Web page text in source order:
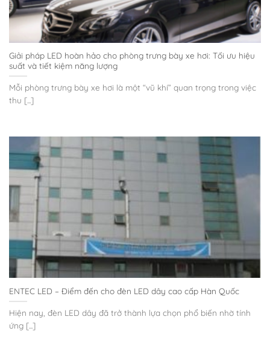
Giải pháp LED hoàn hảo cho phòng trưng bày xe hơi: Tối ưu hiệu
suất và tiết kiệm năng lượng
Mỗi phòng trưng bày xe hơi là một “vũ khí” quan trọng trong việc
thu [...]
ENTEC LED – Điểm đến cho đèn LED dây cao cấp Hàn Quốc
Hiện nay, đèn LED dây đã trở thành lựa chọn phổ biến nhờ tính
ứng [...]